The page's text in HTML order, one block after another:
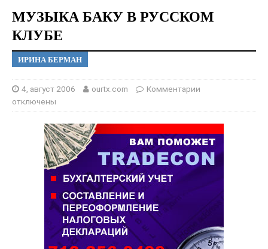
МУЗЫКА БАКУ В РУССКОМ
КЛУБЕ
ИРИНА БЕРМАН
4, август 2006 ourtx.com
Комментарии
отключены